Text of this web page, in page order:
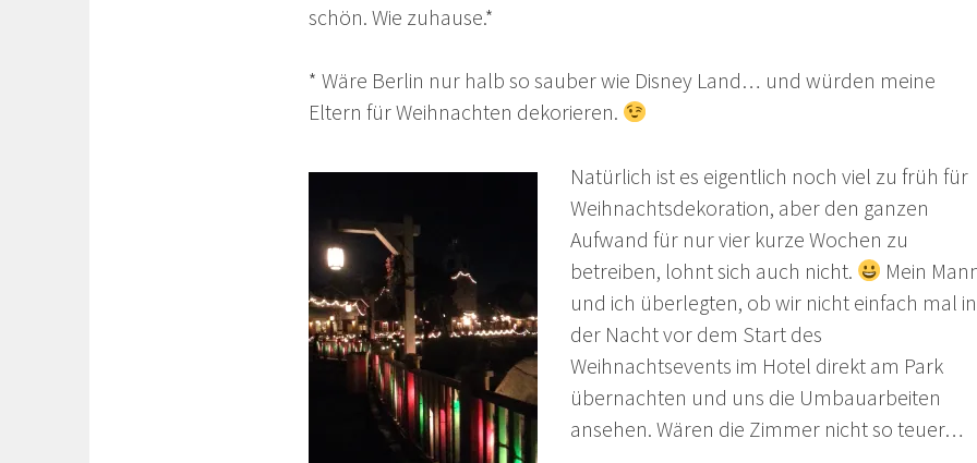
schön. Wie zuhause.*
* Wäre Berlin nur halb so sauber wie Disney Land… und würden meine
Eltern für Weihnachten dekorieren.
Natürlich ist es eigentlich noch viel zu früh für
Weihnachtsdekoration, aber den ganzen
Aufwand für nur vier kurze Wochen zu
betreiben, lohnt sich auch nicht.
Mein
und ich überlegten, ob wir nicht einfach mal in
der Nacht vor dem Start des
Weihnachtsevents im Hotel direkt am Park
übernachten und uns die Umbauarbeiten
ansehen. Wären die Zimmer nicht so teuer…